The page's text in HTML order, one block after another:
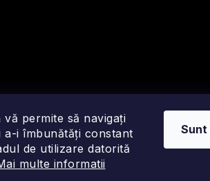
permite să navigați
i îmbunătăți constant
de utilizare datorită
multe informatii
Sunt
Fragonito.ro. Toate drepturile rezervate.